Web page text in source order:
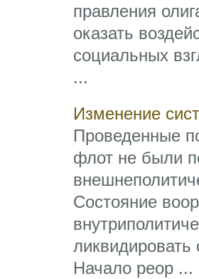
правления
оказать
социальных
...
Изменение
Проведенные
флот не были
Состояние
ликвидировать
Начало реор ...